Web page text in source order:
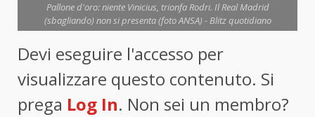
Pallone d'oro: niente Vinicius, trionfa Rodri. Il Real Madrid
(sbagliando) non si presenta (foto ANSA) - Blitz quotidiano
Devi eseguire l'accesso per
visualizzare questo contenuto. Si
prega Log In. Non sei un membro?